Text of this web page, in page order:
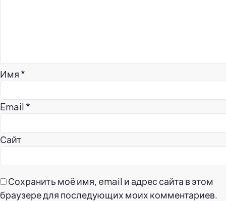
Имя *
Email *
Сайт
Сохранить моё имя, email и адрес сайта в этом
браузере для последующих моих комментариев.